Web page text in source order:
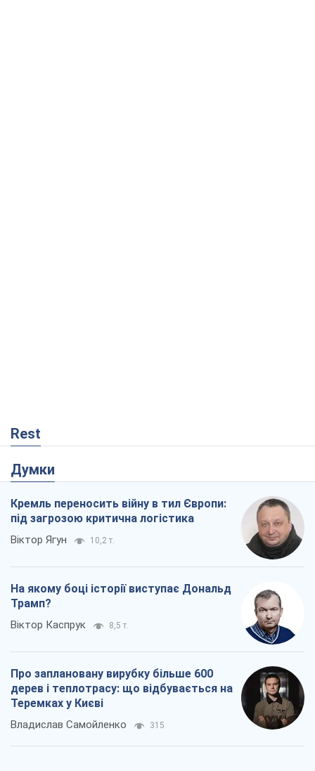
Rest
Думки
Кремль переносить війну в тил Європи:
під загрозою критична логістика
Віктор Ягун 10,2 т.
На якому боці історії виступає Дональд
Трамп?
Віктор Каспрук 8,5 т.
Про заплановану вирубку більше 600
дерев і теплотрасу: що відбувається на
Теремках у Києві
Владислав Самойленко 315